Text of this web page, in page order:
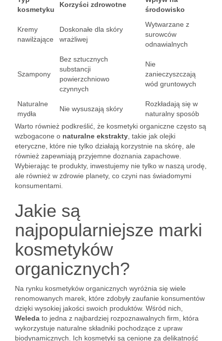
kosmetyku
Korzyści zdrowotne
środowisko
Kremy
nawilżające
Doskonałe dla skóry
wrażliwej
Wytwarzane z
surowców
odnawialnych
Szampony
Bez sztucznych
substancji
powierzchniowo
czynnych
Nie
zanieczyszczają
wód gruntowych
Naturalne
mydła
Nie wysuszają skóry
Rozkładają się w
naturalny sposób
Warto również podkreślić, że kosmetyki organiczne często są
wzbogacone o naturalne ekstrakty , takie jak olejki
eteryczne, które nie tylko działają korzystnie na skórę, ale
również zapewniają przyjemne doznania zapachowe.
Wybierając te produkty, inwestujemy nie tylko w naszą urodę,
ale również w zdrowie planety, co czyni nas świadomymi
konsumentami.
Jakie są
najpopularniejsze marki
kosmetyków
organicznych?
Na rynku kosmetyków organicznych wyróżnia się wiele
renomowanych marek, które zdobyły zaufanie konsumentów
dzięki wysokiej jakości swoich produktów. Wśród nich,
Weleda to jedna z najbardziej rozpoznawalnych firm, która
wykorzystuje naturalne składniki pochodzące z upraw
biodynamicznych. Ich kosmetyki są cenione za delikatność